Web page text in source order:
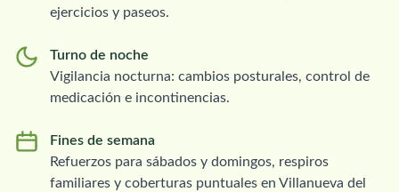
ejercicios y paseos.
Turno de noche
Vigilancia nocturna: cambios posturales, control de
medicación e incontinencias.
Fines de semana
Refuerzos para sábados y domingos, respiros
familiares y coberturas puntuales en Villanueva del